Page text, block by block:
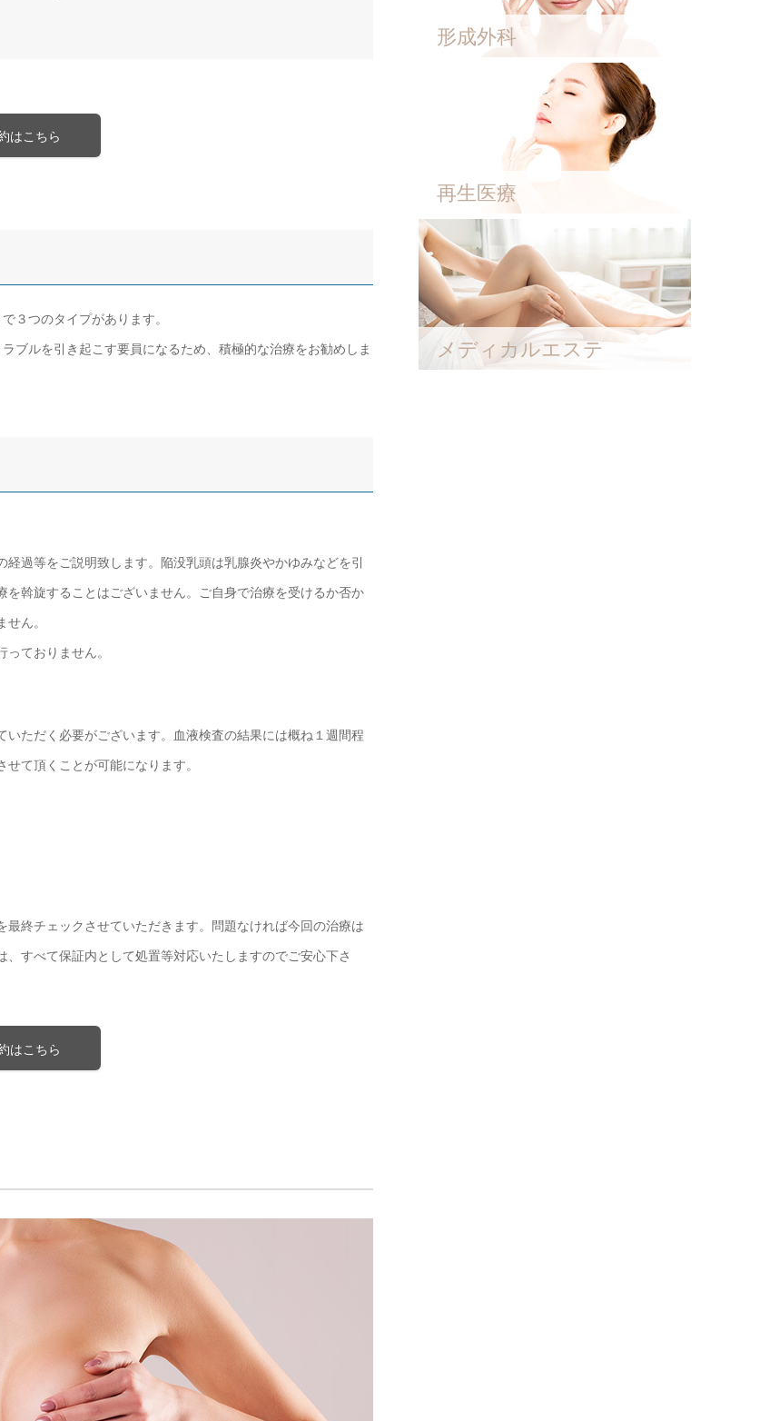
はこちら
３つのタイプがあります。
ブルを引き起こす要員になるため、積極的な治療をお勧めしま
過等をご説明致します。陥没乳頭は乳腺炎やかゆみなどを引
斡旋することはございません。ご自身で治療を受けるか否か
ん。
ておりません。
ただく必要がございます。血液検査の結果には概ね１週間程
て頂くことが可能になります。
終チェックさせていただきます。問題なければ今回の治療は
すべて保証内として処置等対応いたしますのでご安心下さ
はこちら
形成外科
再生医療
メディカルエステ